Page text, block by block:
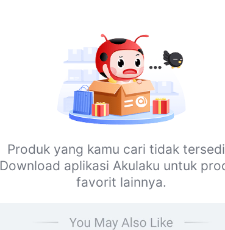
Produk yang kamu cari tidak
Download aplikasi Akulaku untuk
favorit lainnya.